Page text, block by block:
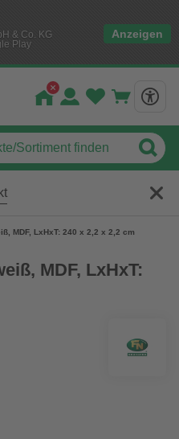
& Co. KG
Play
Anzeigen
MDF, LxHxT: 240 x 2,2 x 2,2 cm
MDF, LxHxT: